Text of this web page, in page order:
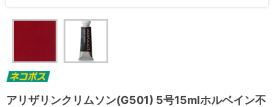
アリザリンクリムソン(G501) 5号15mlホルベイン不